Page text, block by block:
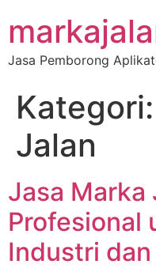
Jasa Pemborong
Kategori:
Jalan
Jasa Marka
Profesional
Industri